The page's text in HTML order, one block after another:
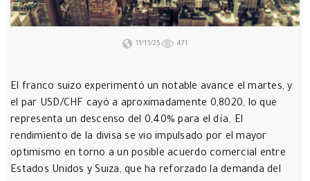
11/11/25 471
El franco suizo experimentó un notable avance el martes, y
el par USD/CHF cayó a aproximadamente 0,8020, lo que
representa un descenso del 0,40% para el día. El
rendimiento de la divisa se vio impulsado por el mayor
optimismo en torno a un posible acuerdo comercial entre
Estados Unidos y Suiza, que ha reforzado la demanda del